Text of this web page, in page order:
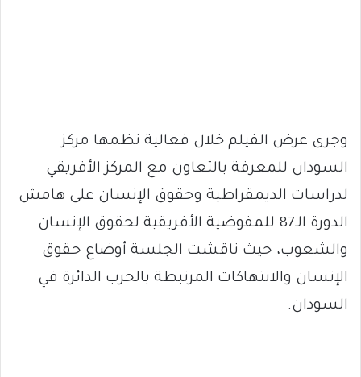
وجرى عرض الفيلم خلال فعالية نظمها مركز
السودان للمعرفة بالتعاون مع المركز الأفريقي
لدراسات الديمقراطية وحقوق الإنسان على هامش
الدورة الـ87 للمفوضية الأفريقية لحقوق الإنسان
والشعوب، حيث ناقشت الجلسة أوضاع حقوق
الإنسان والانتهاكات المرتبطة بالحرب الدائرة في
السودان.